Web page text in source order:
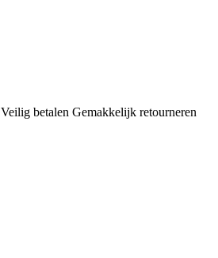
Veilig betalen Gemakkelijk retourneren